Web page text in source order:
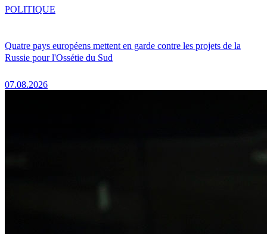
Quatre pays européens mettent en garde contre les projets de la
Russie pour l'Ossétie du Sud
07.08.2026
POLITIQUE